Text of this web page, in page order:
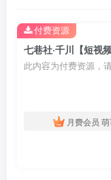
此内容为付费资源，
月费会员
付费资源